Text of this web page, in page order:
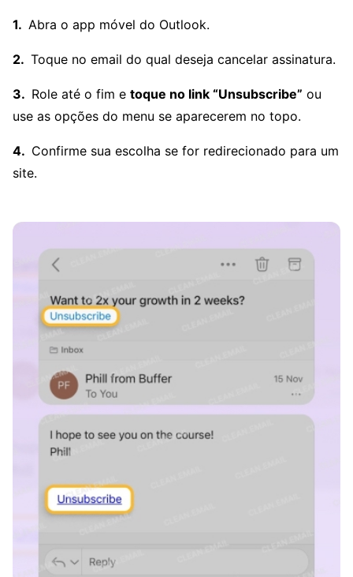
Abra o app móvel do Outlook.
Toque no email do qual deseja cancelar assinatura.
Role até o fim e toque no link “Unsubscribe” ou
use as opções do menu se aparecerem no topo.
Confirme sua escolha se for redirecionado para um
site.